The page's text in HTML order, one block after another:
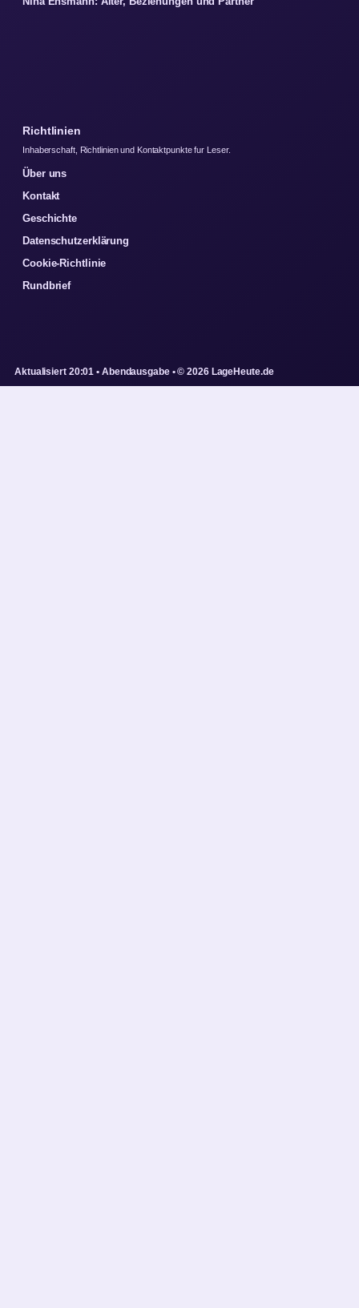
Richtlinien
Inhaberschaft, Richtlinien und Kontaktpunkte fur Leser.
Über uns
Kontakt
Geschichte
Datenschutzerklärung
Cookie-Richtlinie
Rundbrief
Aktualisiert 20:01 • Abendausgabe • © 2026 LageHeute.de